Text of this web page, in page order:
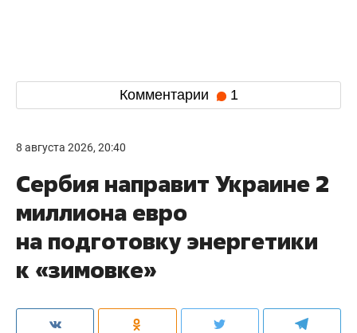
Комментарии 1
8 августа 2026, 20:40
Сербия направит Украине 2
миллиона евро
на подготовку энергетики
к «зимовке»